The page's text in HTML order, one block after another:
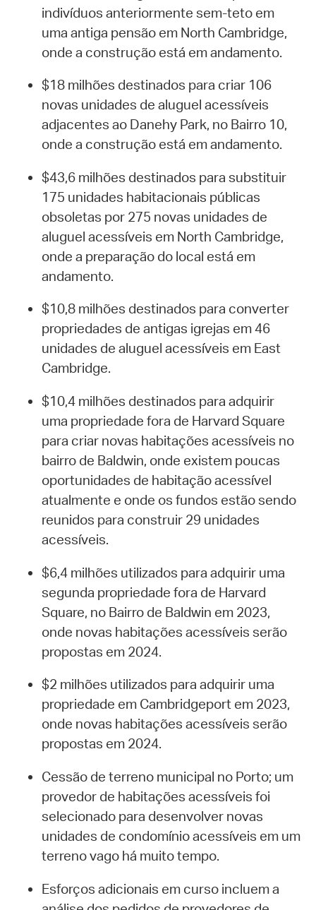
indivíduos anteriormente sem-teto em
uma antiga pensão em North Cambridge,
onde a construção está em andamento.
$18 milhões destinados para criar 106
novas unidades de aluguel acessíveis
adjacentes ao Danehy Park, no Bairro 10,
onde a construção está em andamento.
$43,6 milhões destinados para substituir
175 unidades habitacionais públicas
obsoletas por 275 novas unidades de
aluguel acessíveis em North Cambridge,
onde a preparação do local está em
andamento.
$10,8 milhões destinados para converter
propriedades de antigas igrejas em 46
unidades de aluguel acessíveis em East
Cambridge.
$10,4 milhões destinados para adquirir
uma propriedade fora de Harvard Square
para criar novas habitações acessíveis no
bairro de Baldwin, onde existem poucas
oportunidades de habitação acessível
atualmente e onde os fundos estão sendo
reunidos para construir 29 unidades
acessíveis.
$6,4 milhões utilizados para adquirir uma
segunda propriedade fora de Harvard
Square, no Bairro de Baldwin em 2023,
onde novas habitações acessíveis serão
propostas em 2024.
$2 milhões utilizados para adquirir uma
propriedade em Cambridgeport em 2023,
onde novas habitações acessíveis serão
propostas em 2024.
Cessão de terreno municipal no Porto; um
provedor de habitações acessíveis foi
selecionado para desenvolver novas
unidades de condomínio acessíveis em um
terreno vago há muito tempo.
Esforços adicionais em curso incluem a